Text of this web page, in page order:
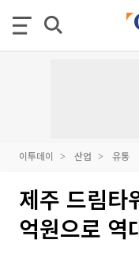
이투데이 산업 유통
제주 드림
억원으로 역